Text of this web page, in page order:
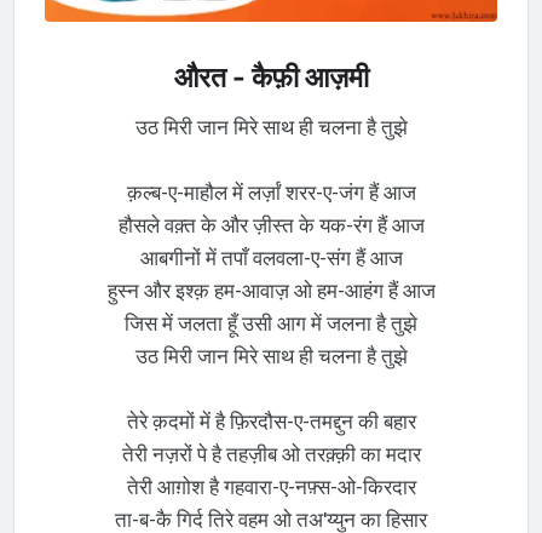
औरत - कैफ़ी आज़मी
उठ मिरी जान मिरे साथ ही चलना है तुझे
क़ल्ब-ए-माहौल में लर्ज़ां शरर-ए-जंग हैं आज
हौसले वक़्त के और ज़ीस्त के यक-रंग हैं आज
आबगीनों में तपाँ वलवला-ए-संग हैं आज
हुस्न और इश्क़ हम-आवाज़ ओ हम-आहंग हैं आज
जिस में जलता हूँ उसी आग में जलना है तुझे
उठ मिरी जान मिरे साथ ही चलना है तुझे
तेरे क़दमों में है फ़िरदौस-ए-तमद्दुन की बहार
तेरी नज़रों पे है तहज़ीब ओ तरक़्क़ी का मदार
तेरी आग़ोश है गहवारा-ए-नफ़्स-ओ-किरदार
ता-ब-कै गिर्द तिरे वहम ओ तअ'य्युन का हिसार